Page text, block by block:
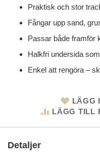
Praktisk och stor
Fångar upp sand,
Passar både framför
Halkfri undersida
Enkel att rengöra –
LÄGG
LÄGG TILL
Detaljer